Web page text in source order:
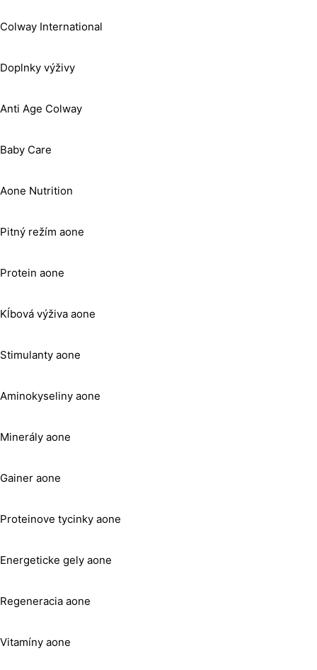
Colway International
Doplnky výživy
Anti Age Colway
Baby Care
Aone Nutrition
Pitný režím aone
Protein aone
Kĺbová výživa aone
Stimulanty aone
Aminokyseliny aone
Minerály aone
Gainer aone
Proteinove tycinky aone
Energeticke gely aone
Regeneracia aone
Vitamíny aone